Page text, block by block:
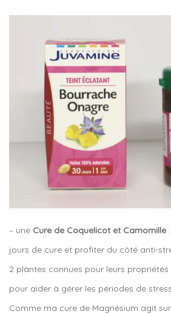
– une Cure de Coquelicot et Camomille
jours de cure et profiter du côté anti-
2 plantes connues pour leurs
pour aider à gérer les périodes de
Comme ma cure de Magnésium agit